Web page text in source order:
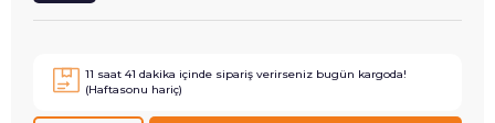
11 saat 41 dakika içinde sipariş verirseniz bugün kargoda!
(Haftasonu hariç)